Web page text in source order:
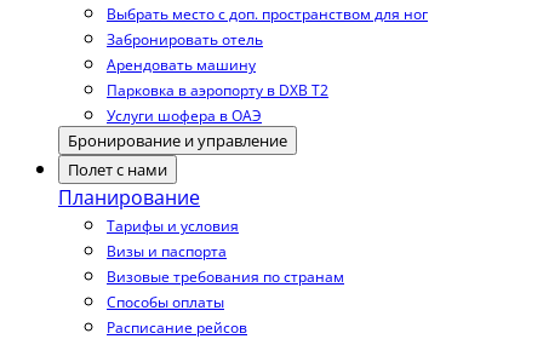
Выбрать место с доп. пространством для ног
Забронировать отель
Арендовать машину
Парковка в аэропорту в DXB T2
Услуги шофера в ОАЭ
Бронирование и управление
Полет с нами
Планирование
Тарифы и условия
Визы и паспорта
Визовые требования по странам
Способы оплаты
Расписание рейсов